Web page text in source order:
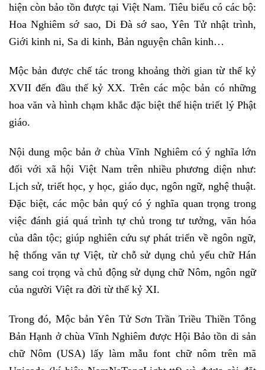
hiện còn bảo tồn được tại Việt Nam. Tiêu biểu có các bộ:
Hoa Nghiêm sớ sao, Di Đà sớ sao, Yên Tử nhật trình,
Giới kinh ni, Sa di kinh, Bản nguyện chân kinh…
Mộc bản được chế tác trong khoảng thời gian từ thế kỷ
XVII đến đầu thế kỷ XX. Trên các mộc bản có những
hoa văn và hình chạm khắc đặc biệt thể hiện triết lý Phật
giáo.
Nội dung mộc bản ở chùa Vĩnh Nghiêm có ý nghĩa lớn
đối với xã hội Việt Nam trên nhiều phương diện như:
Lịch sử, triết học, y học, giáo dục, ngôn ngữ, nghệ thuật.
Đặc biệt, các mộc bản quý có ý nghĩa quan trọng trong
việc đánh giá quá trình tự chủ trong tư tưởng, văn hóa
của dân tộc; giúp nghiên cứu sự phát triển về ngôn ngữ,
hệ thống văn tự Việt, từ chỗ sử dụng chủ yếu chữ Hán
sang coi trọng và chủ động sử dụng chữ Nôm, ngôn ngữ
của người Việt ra đời từ thế kỷ XI.
Trong đó, Mộc bản Yên Tử Sơn Trần Triều Thiền Tông
Bản Hạnh ở chùa Vĩnh Nghiêm được Hội Bảo tồn di sản
chữ Nôm (USA) lấy làm mẫu font chữ nôm trên mã